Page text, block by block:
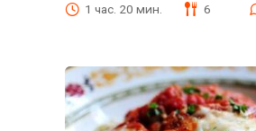
1 час. 20 мин. 6